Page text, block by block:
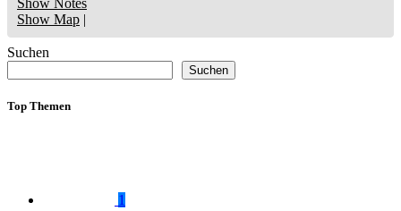
Show Notes
Show Map |
Suchen
Suchen
Top Themen
1